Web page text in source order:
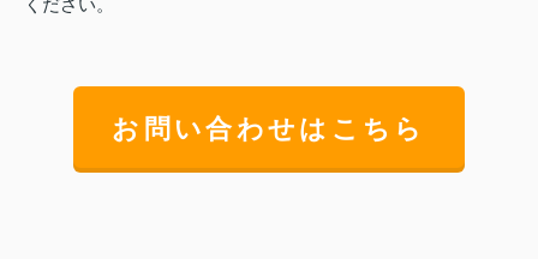
ください。
お問い合わせはこちら